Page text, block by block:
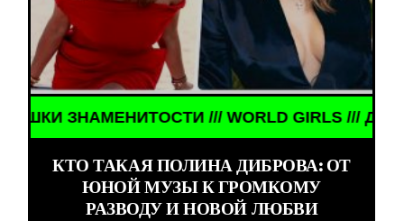
/// WORLD GIRLS /// ДЕВУШКИ
КТО ТАКАЯ ПОЛИНА ДИБРОВА: ОТ
ЮНОЙ МУЗЫ К ГРОМКОМУ
РАЗВОДУ И НОВОЙ ЛЮБВИ